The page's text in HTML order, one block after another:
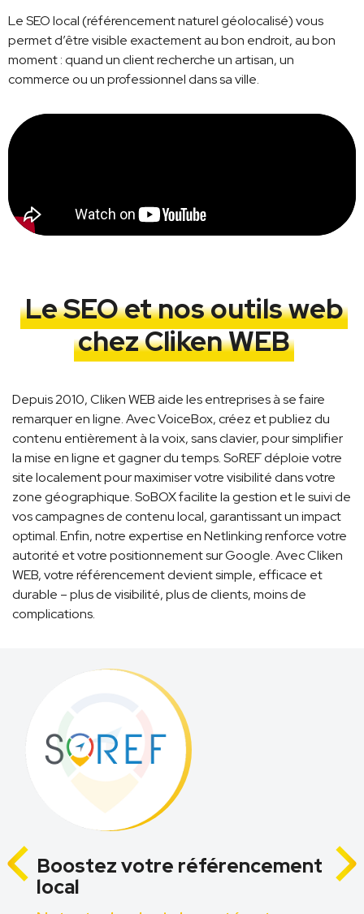
Le SEO local (référencement naturel géolocalisé) vous
permet d’être visible exactement au bon endroit, au bon
moment : quand un client recherche un artisan, un
commerce ou un professionnel dans sa ville.
Le SEO et nos outils web
chez Cliken WEB
Depuis 2010, Cliken WEB aide les entreprises à se faire
remarquer en ligne. Avec VoiceBox, créez et publiez du
contenu entièrement à la voix, sans clavier, pour simplifier
la mise en ligne et gagner du temps. SoREF déploie votre
site localement pour maximiser votre visibilité dans votre
zone géographique. SoBOX facilite la gestion et le suivi de
vos campagnes de contenu local, garantissant un impact
optimal. Enfin, notre expertise en Netlinking renforce votre
autorité et votre positionnement sur Google. Avec Cliken
WEB, votre référencement devient simple, efficace et
durable – plus de visibilité, plus de clients, moins de
complications.
Boostez votre référencement
local